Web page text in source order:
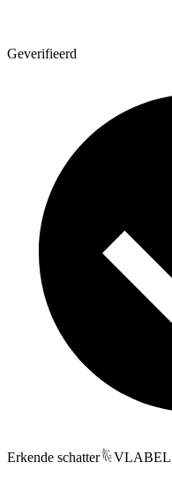
Geverifieerd
Erkende schatter
VLABEL